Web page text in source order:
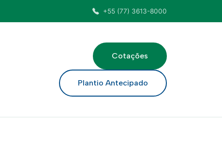
+55 (77) 3613-8000
Cotações
Plantio Antecipado